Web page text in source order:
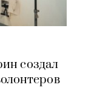
создал